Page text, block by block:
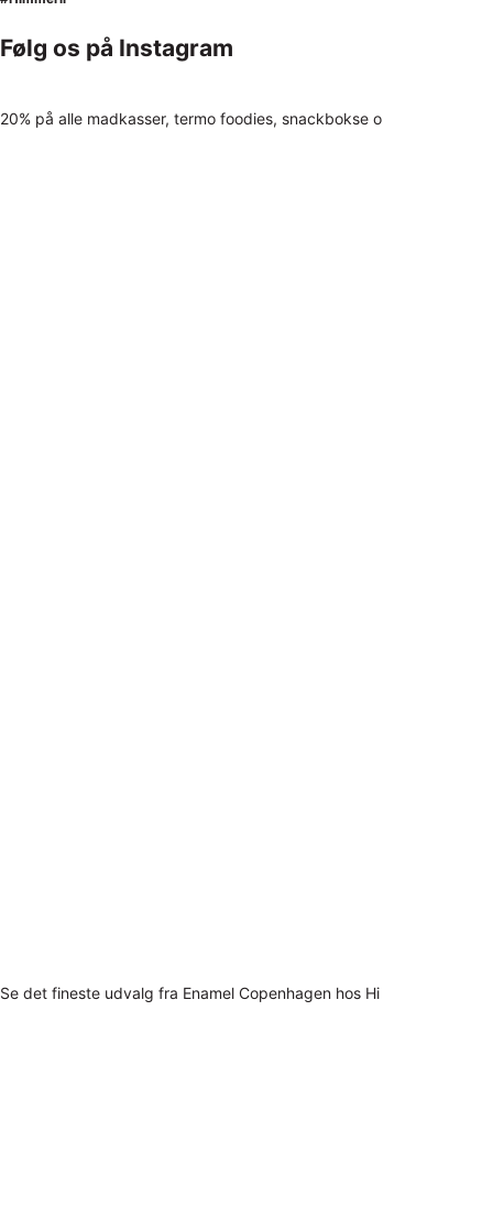
Følg os på Instagram
20% på alle madkasser, termo foodies, snackbokse o
Se det fineste udvalg fra Enamel Copenhagen hos Hi